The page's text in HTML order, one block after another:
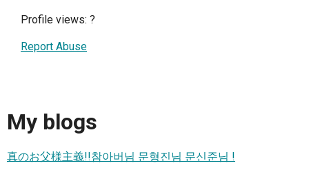
Profile views: ?
Report Abuse
My blogs
真のお父様主義!!참아버님 문형진님 문신준님 !